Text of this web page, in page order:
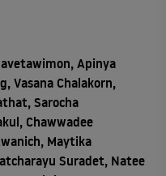
Apinya
Vasana Chalakorn,
Sarocha
Chawwadee
Maytika
Suradet, Natee